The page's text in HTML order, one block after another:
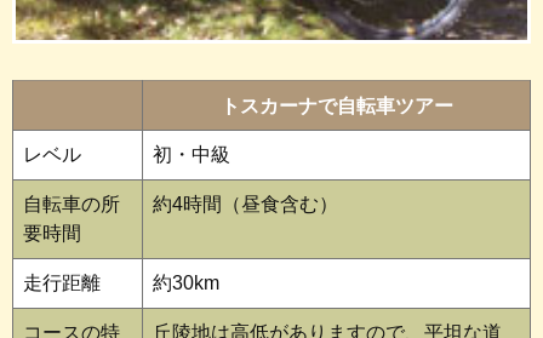
トスカーナで自転車ツアー
レベル 初・中級
自転車の所
要時間
約4時間（昼食含む）
走行距離 約30km
コースの特 丘陵地は高低がありますので、平坦な道